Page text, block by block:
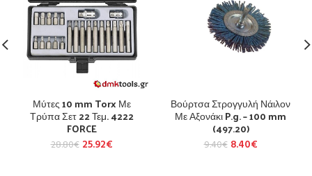
Μύτες 10 mm Torx Με
Τρύπα Σετ 22 Τεμ. 4222
FORCE
28.80€ 25.92€
Βούρτσα Στρογγυλή Νάιλον
Με Αξονάκι P.g. – 100 mm
(497.20)
9.40€ 8.40€